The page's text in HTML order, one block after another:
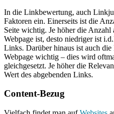
In die Linkbewertung, auch
Faktoren ein. Einerseits ist die
Seite wichtig. Je höher die
Webpage ist, desto niedriger ist
Links. Darüber hinaus ist auch die
Webpage wichtig – dies wird
gleichgesetzt. Je höher die
Wert des abgebenden Links.
Content-Bezug